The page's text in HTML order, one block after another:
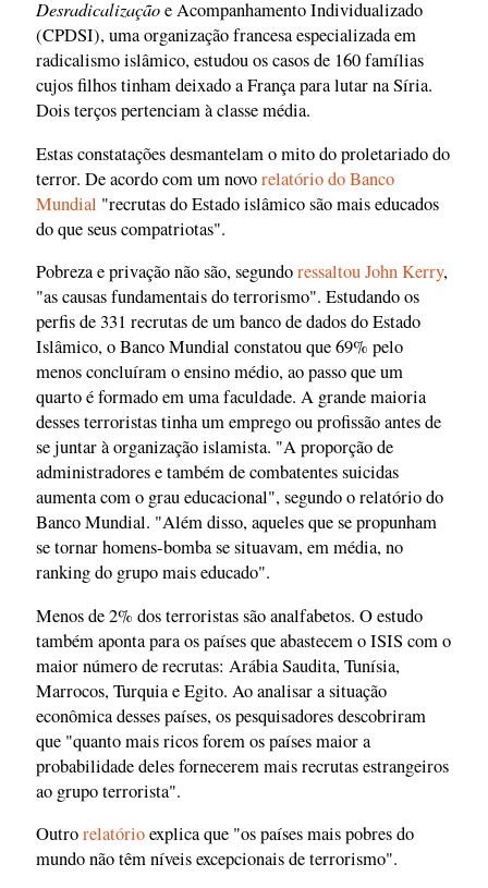
Desradicalizaçãoe Acompanhamento Individualizado
(CPDSI), uma organização francesa especializada em
radicalismo islâmico, estudou os casos de 160 famílias
cujos filhos tinham deixado a França para lutar na Síria.
Dois terços pertenciam à classe média.
Estas constatações desmantelam o mito do proletariado do
terror. De acordo com um novorelatório do Banco
Mundial "recrutas do Estado islâmico são mais educados
do que seus compatriotas".
Pobreza e privação não são, segundoressaltou John Kerry,
"as causas fundamentais do terrorismo". Estudando os
perfis de 331 recrutas de um banco de dados do Estado
Islâmico, o Banco Mundial constatou que 69% pelo
menos concluíram o ensino médio, ao passo que um
quarto é formado em uma faculdade. A grande maioria
desses terroristas tinha um emprego ou profissão antes de
se juntar à organização islamista. "A proporção de
administradores e também de combatentes suicidas
aumenta com o grau educacional", segundo o relatório do
Banco Mundial. "Além disso, aqueles que se propunham
se tornar homens-bomba se situavam, em média, no
ranking do grupo mais educado".
Menos de 2% dos terroristas são analfabetos. O estudo
também aponta para os países que abastecem o ISIS com o
maior número de recrutas: Arábia Saudita, Tunísia,
Marrocos, Turquia e Egito. Ao analisar a situação
econômica desses países, os pesquisadores descobriram
que "quanto mais ricos forem os países maior a
probabilidade deles fornecerem mais recrutas estrangeiros
ao grupo terrorista".
Outrorelatórioexplica que "os países mais pobres do
mundo não têm níveis excepcionais de terrorismo".